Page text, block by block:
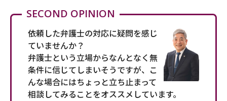
SECOND OPINION
依頼した弁護士の対応に疑問を感じ
ていませんか？
弁護士という立場からなんとなく無
条件に信じてしまいそうですが、こ
んな場合にはちょっと立ち止まって
相談してみることをオススメしています。